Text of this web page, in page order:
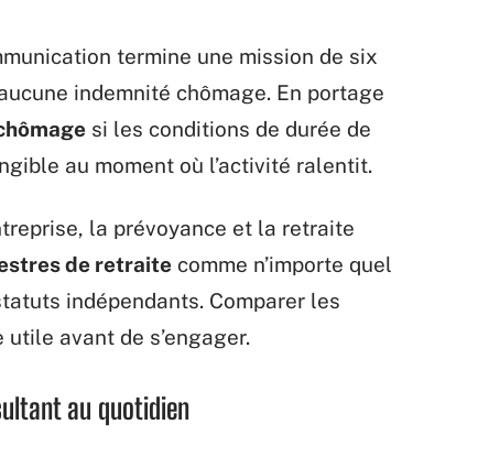
termine une mission de six
indemnité chômage. En portage
si les conditions de durée de
au moment où l’activité ralentit.
la prévoyance et la retraite
de retraite comme n’importe quel
indépendants. Comparer les
avant de s’engager.
au quotidien